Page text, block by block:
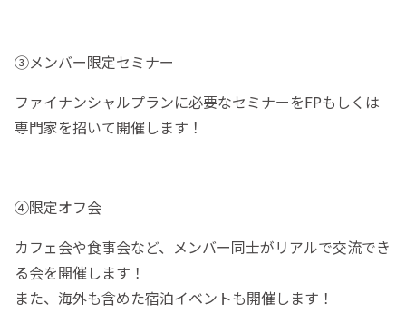
③メンバー限定セミナー
ファイナンシャルプランに必要なセミナーをFPもしくは
専門家を招いて開催します！
④限定オフ会
カフェ会や食事会など、メンバー同士がリアルで交流でき
る会を開催します！
また、海外も含めた宿泊イベントも開催します！